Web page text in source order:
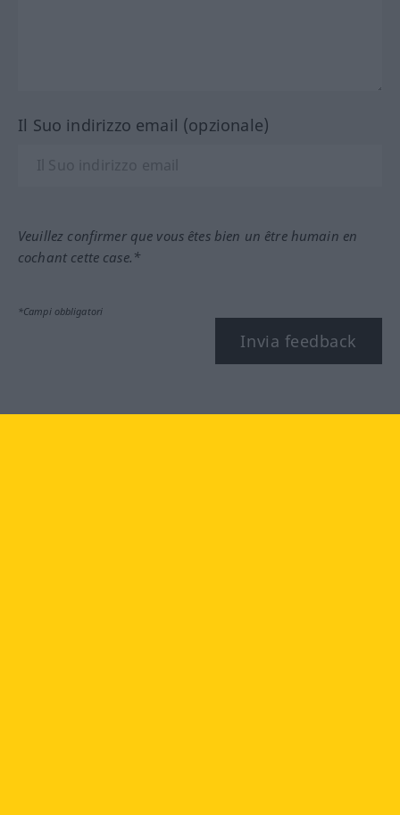
Il Suo indirizzo email (opzionale)
Veuillez confirmer que vous êtes bien un être humain en
cochant cette case.*
*Campi obbligatori
Invia feedback